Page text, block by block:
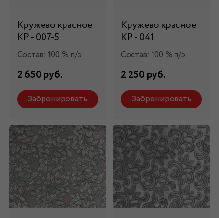
Кружево красное
КР - 007-5
Состав: 100 % п/э
2 650 руб.
Забронировать
Кружево красное
КР - 041
Состав: 100 % п/э
2 250 руб.
Забронировать